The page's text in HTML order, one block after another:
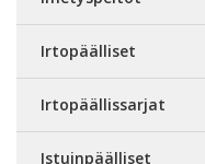
Irtopäälliset
Irtopäällissarjat
Istuinpäälliset